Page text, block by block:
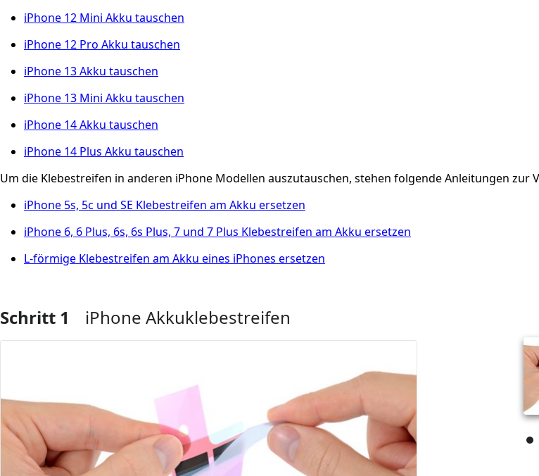
iPhone 12 Mini Akku tauschen
iPhone 12 Pro Akku tauschen
iPhone 13 Akku tauschen
iPhone 13 Mini Akku tauschen
iPhone 14 Akku tauschen
iPhone 14 Plus Akku tauschen
Um die Klebestreifen in anderen iPhone Modellen auszutauschen, stehen folgende Anleitungen zur
iPhone 5s, 5c und SE Klebestreifen am Akku ersetzen
iPhone 6, 6 Plus, 6s, 6s Plus, 7 und 7 Plus Klebestreifen am Akku ersetzen
L-förmige Klebestreifen am Akku eines iPhones ersetzen
Schritt 1 iPhone Akkuklebestreifen